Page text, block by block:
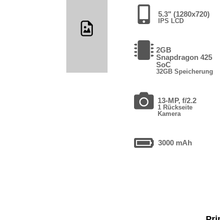
5.3" (1280x720)
IPS LCD
2GB
Snapdragon 425
SoC
32GB Speicherung
13-MP, f/2.2
1 Rückseite
Kamera
3000 mAh